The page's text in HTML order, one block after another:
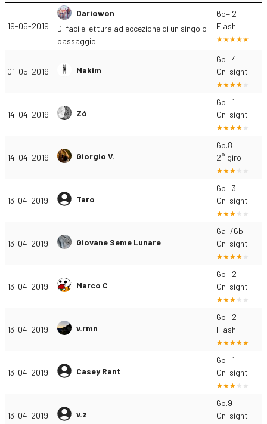
19-05-2019
Dariowon
Di facile lettura ad eccezione di un singolo
passaggio
6b+.2
Flash
01-05-2019 Makim
6b+.4
On-sight
14-04-2019 Zó
6b+.1
On-sight
14-04-2019 Giorgio V.
6b.8
2° giro
13-04-2019 Taro
6b+.3
On-sight
13-04-2019 Giovane Seme Lunare
6a+/6b
On-sight
13-04-2019 Marco C
6b+.2
On-sight
13-04-2019 v.rmn
6b+.2
Flash
13-04-2019 Casey Rant
6b+.1
On-sight
13-04-2019 v.z
6b.9
On-sight